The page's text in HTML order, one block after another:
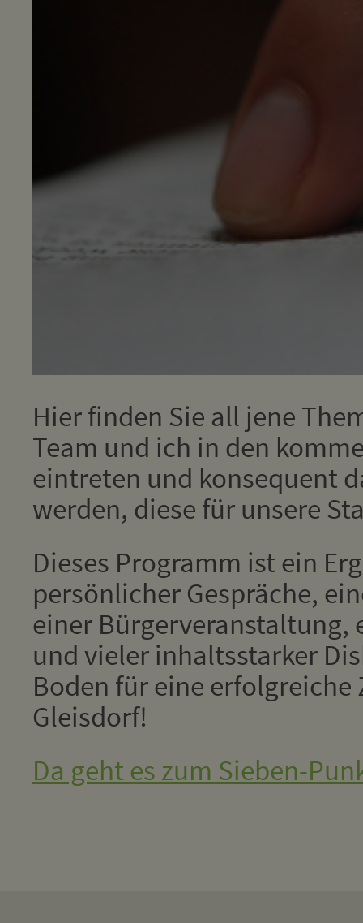
Hier finden Sie all jene
Team und ich in den
eintreten und konsequent
werden, diese für unsere
Dieses Programm ist ein
persönlicher Gespräche,
einer Bürgerveranstaltung,
und vieler inhaltsstarker
Boden für eine erfolgreiche
Gleisdorf!
Da geht es zum Sieben-